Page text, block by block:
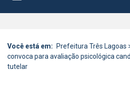
Você está em: Prefeitura Três Lagoas
convoca para avaliação psicológica
tutelar